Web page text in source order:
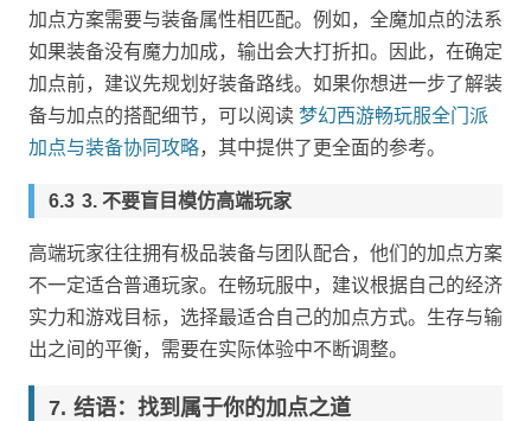
加点方案需要与装备属性相匹配。例如，全魔加点的法系
如果装备没有魔力加成，输出会大打折扣。因此，在确定
加点前，建议先规划好装备路线。如果你想进一步了解装
备与加点的搭配细节，可以阅读 梦幻西游畅玩服全门派
加点与装备协同攻略，其中提供了更全面的参考。
3. 不要盲目模仿高端玩家
高端玩家往往拥有极品装备与团队配合，他们的加点方案
不一定适合普通玩家。在畅玩服中，建议根据自己的经济
实力和游戏目标，选择最适合自己的加点方式。生存与输
出之间的平衡，需要在实际体验中不断调整。
结语：找到属于你的加点之道